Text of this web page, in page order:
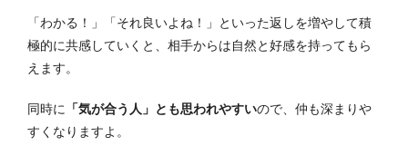
「わかる！」「それ良いよね！」といった返しを増やして積
極的に共感していくと、相手からは自然と好感を持ってもら
えます。
同時に 「気が合う人」とも思われやすいので、仲も深まりや
すくなりますよ。